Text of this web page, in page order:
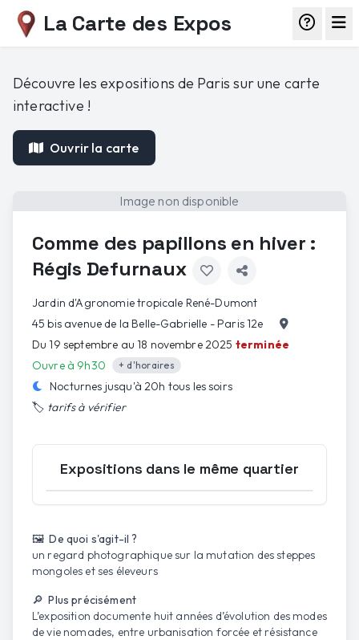
La Carte des Expos
Découvre les expositions de Paris sur une carte
interactive !
Ouvrir la carte
Image non disponible
Comme des papillons en hiver :
Régis Defurnaux
Jardin d'Agronomie tropicale René-Dumont
45 bis avenue de la Belle-Gabrielle - Paris 12e
Du 19 septembre au 18 novembre 2025 terminée
Ouvre à 9h30
+ d'horaires
Nocturnes jusqu'à20h tous les soirs
🏷️ tarifs à vérifier
Expositions dans le même quartier
🖼️ De quoi s'agit-il ?
un regard photographique sur la mutation des steppes
mongoles et ses éleveurs
🔎 Plus précisément
L’exposition documente huit années d’évolution des modes
de vie nomades, entre urbanisation forcée et résistance